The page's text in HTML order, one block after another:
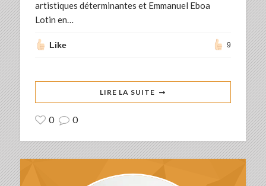
artistiques déterminantes et Emmanuel Eboa
Lotin en…
Like 9
LIRE LA SUITE
0 0